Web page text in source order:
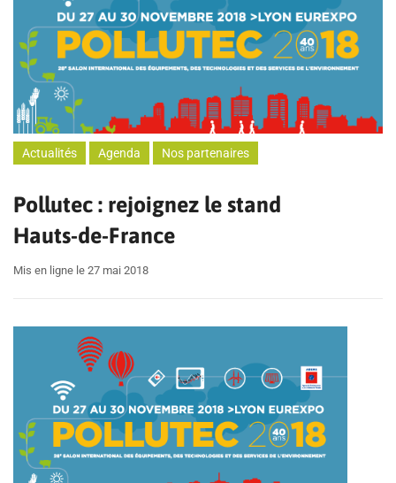
Actualités Agenda Nos partenaires
Pollutec : rejoignez le stand
Hauts-de-France
Mis en ligne le 27 mai 2018